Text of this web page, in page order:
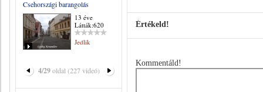
Csehországi barangolás
13 éve
Látták:620
Jedlik
4/29oldal (227 videó)
Értékeld!
Kommentáld!